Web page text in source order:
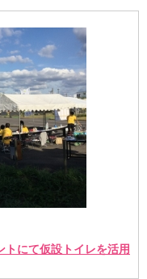
トにて仮設トイレを活用